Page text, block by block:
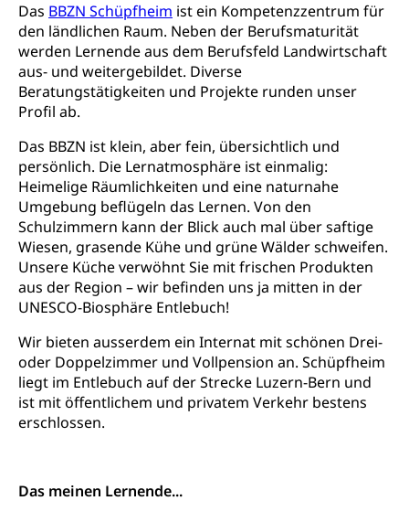
Das BBZN Schüpfheim ist ein Kompetenzzentrum für
den ländlichen Raum. Neben der Berufsmaturität
werden Lernende aus dem Berufsfeld Landwirtschaft
aus- und weitergebildet. Diverse
Beratungstätigkeiten und Projekte runden unser
Profil ab.
Das BBZN ist klein, aber fein, übersichtlich und
persönlich. Die Lernatmosphäre ist einmalig:
Heimelige Räumlichkeiten und eine naturnahe
Umgebung beflügeln das Lernen. Von den
Schulzimmern kann der Blick auch mal über saftige
Wiesen, grasende Kühe und grüne Wälder schweifen.
Unsere Küche verwöhnt Sie mit frischen Produkten
aus der Region – wir befinden uns ja mitten in der
UNESCO-Biosphäre Entlebuch!
Wir bieten ausserdem ein Internat mit schönen Drei-
oder Doppelzimmer und Vollpension an. Schüpfheim
liegt im Entlebuch auf der Strecke Luzern-Bern und
ist mit öffentlichem und privatem Verkehr bestens
erschlossen.
Das meinen Lernende...